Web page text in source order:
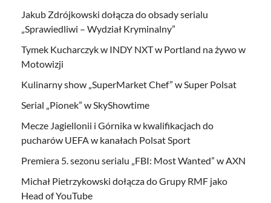
Jakub Zdrójkowski dołącza do obsady serialu
„Sprawiedliwi – Wydział Kryminalny”
Tymek Kucharczyk w INDY NXT w Portland na żywo w
Motowizji
Kulinarny show „SuperMarket Chef” w Super Polsat
Serial „Pionek” w SkyShowtime
Mecze Jagiellonii i Górnika w kwalifikacjach do
pucharów UEFA w kanałach Polsat Sport
Premiera 5. sezonu serialu „FBI: Most Wanted” w AXN
Michał Pietrzykowski dołącza do Grupy RMF jako
Head of YouTube